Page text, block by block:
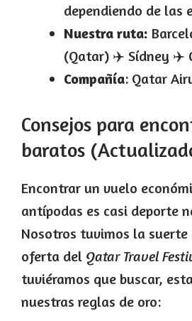
dependiendo de las
Nuestra ruta:
(Qatar) ✈️ Sídney ✈️
Compañía: Qatar
Consejos para
baratos
Encontrar un vuelo
antípodas es casi deporte
Nosotros tuvimos la
oferta del Qatar Travel
tuviéramos que buscar,
nuestras reglas de oro: